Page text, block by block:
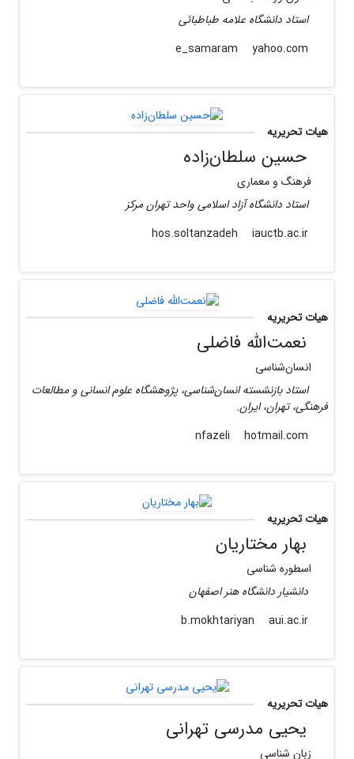
استاد دانشگاه علامه طباطبائی
yahoo.com
هیات تحریریه
حسین سلطان‌زاده
فرهنگ و معماری
استاد دانشگاه آزاد اسلامی واحد تهران مرکز
hos.soltanzadeh
iauctb.ac.ir
هیات تحریریه
نعمت‌الله فاضلی
انسان‌شناسی
استاد بازنشسته انسان‌شناسی، پژوهشگاه علوم انسانی و مطالعات
فرهنگی، تهران، ایران.
hotmail.com
هیات تحریریه
بهار مختاریان
اسطوره شناسی
دانشیار دانشگاه هنر اصفهان
b.mokhtariyan
aui.ac.ir
هیات تحریریه
یحیی مدرسی تهرانی
زبان شناسی